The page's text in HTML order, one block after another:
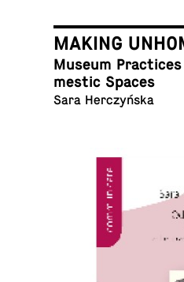
MAKING
Museum
mes­tic Spaces
Sara Herczyńska